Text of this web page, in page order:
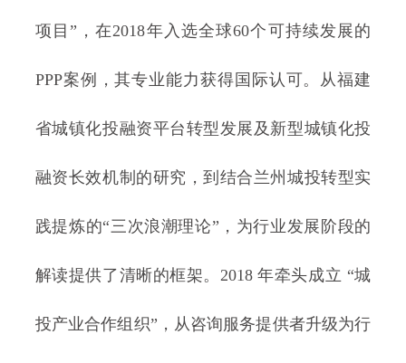
项目”，在2018年入选全球60个可持续发展的
PPP案例，其专业能力获得国际认可。从福建
省城镇化投融资平台转型发展及新型城镇化投
融资长效机制的研究，到结合兰州城投转型实
践提炼的“三次浪潮理论”，为行业发展阶段的
解读提供了清晰的框架。2018 年牵头成立 “城
投产业合作组织”，从咨询服务提供者升级为行